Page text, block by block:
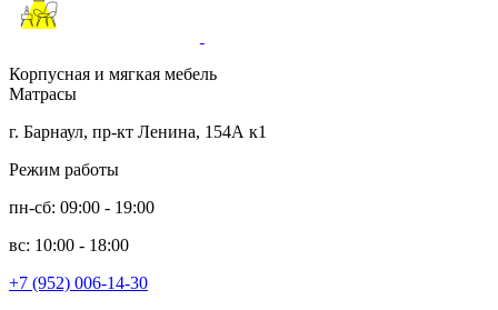
Корпусная и мягкая мебель
Матрасы
г. Барнаул, пр-кт Ленина, 154А к1
Режим работы
пн-сб: 09:00 - 19:00
вс: 10:00 - 18:00
+7 (952) 006-14-30